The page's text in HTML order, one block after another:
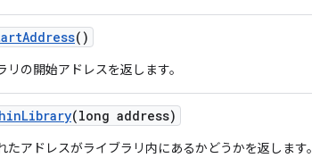
Address()
リの開始アドレスを返します。
Library(long address)
たアドレスがライブラリ内にあるかどうかを返します。